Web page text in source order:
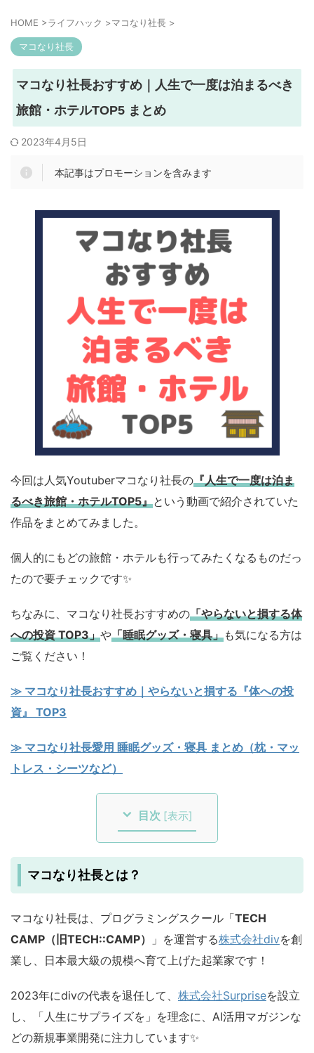
HOME >ライフハック >マコなり社長 >
マコなり社長
マコなり社長おすすめ｜人生で一度は泊まるべき
旅館・ホテルTOP5 まとめ
2023年4月5日
本記事はプロモーションを含みます
今回は人気Youtuberマコなり社長の『人生で一度は泊ま
るべき旅館・ホテルTOP5』という動画で紹介されていた
作品をまとめてみました。
個人的にもどの旅館・ホテルも行ってみたくなるものだっ
たので要チェックです✨
ちなみに、マコなり社長おすすめの「やらないと損する体
への投資 TOP3」や「睡眠グッズ・寝具」も気になる方は
ご覧ください！
≫ マコなり社長おすすめ｜やらないと損する『体への投
資』 TOP3
≫ マコなり社長愛用 睡眠グッズ・寝具 まとめ（枕・マッ
トレス・シーツなど）
目次 [表示]
マコなり社長とは？
マコなり社長は、プログラミングスクール「TECH
CAMP（旧TECH::CAMP）
」を運営する株式会社divを創
業し、日本最大級の規模へ育て上げた起業家です！
2023年にdivの代表を退任して、 株式会社Surpriseを設立
し、「人生にサプライズを」を理念に、AI活用マガジンな
どの新規事業開発に注力しています✨️